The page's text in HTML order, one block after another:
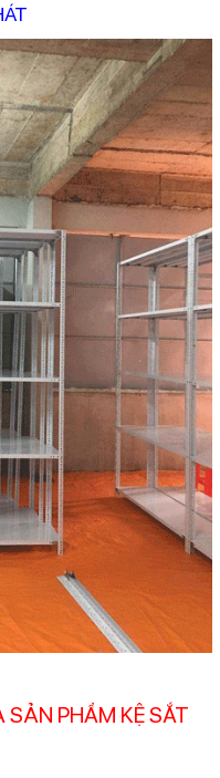
SẢN PHẨM KỆ SẮT